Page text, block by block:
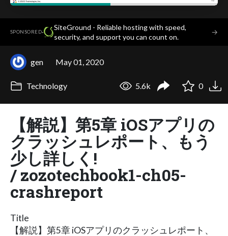
SPONSORED·
SiteGround - Reliable hosting with speed,
security, and support you can count on.
→
gen May 01, 2020
Technology 5.6k 0
【解説】第5章 iOSアプリの
クラッシュレポート、もう
少し詳しく!
/ zozotechbook1-ch05-
crashreport
Title
【解説】第5章 iOSアプリのクラッシュレポート、